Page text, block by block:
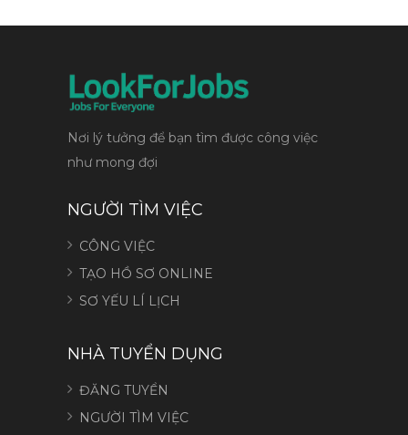
Nơi lý tưởng để bạn tìm được công việc
như mong đợi
NGƯỜI TÌM VIỆC
CÔNG VIỆC
TẠO HỒ SƠ ONLINE
SƠ YẾU LÍ LỊCH
NHÀ TUYỂN DỤNG
ĐĂNG TUYỂN
NGƯỜI TÌM VIỆC